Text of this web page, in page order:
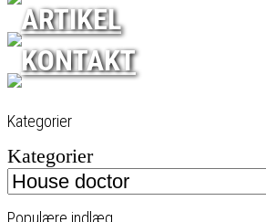
ARTIKEL
KONTAKT
Kategorier
Kategorier
Populære indlæg